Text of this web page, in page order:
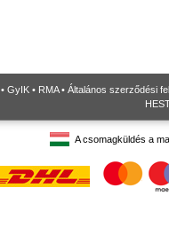
• GyIK • RMA• Általános szerződési
A csomagküldés a